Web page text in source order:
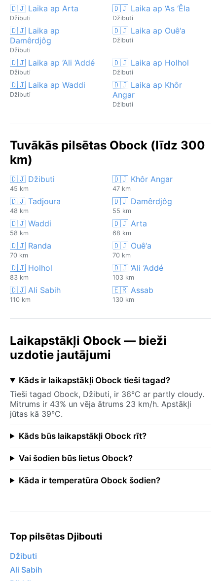
🇩🇯 Laika ap Arta
Džibuti
🇩🇯 Laika ap ‘As ‘Êla
Džibuti
🇩🇯 Laika ap
Damêrdjôg
Džibuti
🇩🇯 Laika ap Ouê‘a
Džibuti
🇩🇯 Laika ap ‘Ali ‘Addé
Džibuti
🇩🇯 Laika ap Holhol
Džibuti
🇩🇯 Laika ap Waddi
Džibuti
🇩🇯 Laika ap Khôr
Angar
Džibuti
Tuvākās pilsētas Obock (līdz 300
km)
🇩🇯 Džibuti
45 km
🇩🇯 Khôr Angar
47 km
🇩🇯 Tadjoura
48 km
🇩🇯 Damêrdjôg
55 km
🇩🇯 Waddi
58 km
🇩🇯 Arta
68 km
🇩🇯 Randa
70 km
🇩🇯 Ouê‘a
70 km
🇩🇯 Holhol
83 km
🇩🇯 ‘Ali ‘Addé
103 km
🇩🇯 Ali Sabih
110 km
🇪🇷 Assab
130 km
Laikapstākļi Obock — bieži
uzdotie jautājumi
Kāds ir laikapstākļi Obock tieši tagad?
Tieši tagad Obock, Džibuti, ir 36°C ar partly cloudy.
Mitrums ir 43% un vēja ātrums 23 km/h. Apstākļi
jūtas kā 39°C.
Kāds būs laikapstākļi Obock rīt?
Vai šodien būs lietus Obock?
Kāda ir temperatūra Obock šodien?
Top pilsētas Djibouti
Džibuti
Ali Sabih